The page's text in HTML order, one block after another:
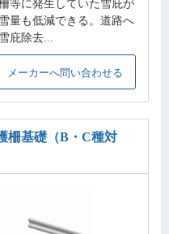
等に発生していた雪庇が
量も低減できる。道路へ
庇除去...
メーカーへ問い合わせる
柵基礎（B・C種対